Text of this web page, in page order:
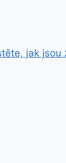
jak jsou